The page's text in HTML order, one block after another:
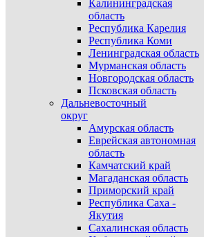
Калининградская
область
Республика Карелия
Республика Коми
Ленинградская область
Мурманская область
Новгородская область
Псковская область
Дальневосточный
округ
Амурская область
Еврейская автономная
область
Камчатский край
Магаданская область
Приморский край
Республика Саха -
Якутия
Сахалинская область